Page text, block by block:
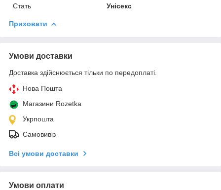
Стать
Унісекс
Приховати
Умови доставки
Доставка здійснюється тільки по передоплаті.
Нова Пошта
Магазини Rozetka
Укрпошта
Самовивіз
Всі умови доставки
Умови оплати